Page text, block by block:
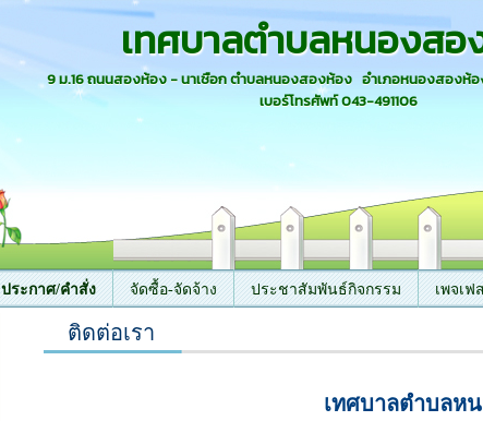
เทศบาลตำบลหนองสอ
9 ม.16 ถนนสองห้อง - นาเชือก ตำบลหนองสองห้อง อำเภอหนองสองห้
เบอร์โทรศัพท์ 043-491106
ประกาศ/คำสั่ง จัดซื้อ-จัดจ้าง ประชาสัมพันธ์กิจกรรม เพจเฟ
ติดต่อเรา
เทศบาลตำบลห